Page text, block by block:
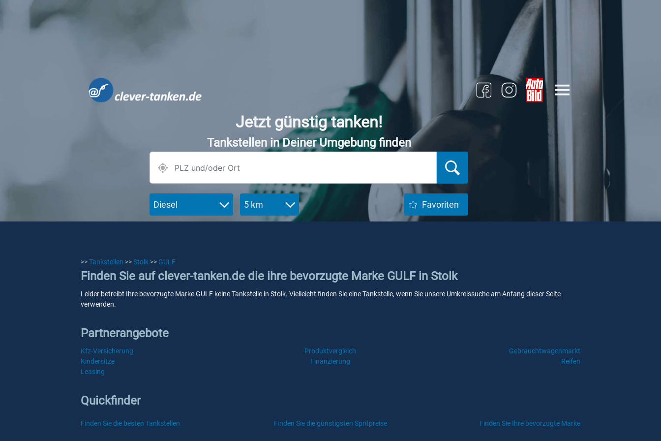
Jetzt günstig tanken!
Tankstellen in Deiner Umgebung finden
Diesel 5 km Favoriten
>>Tankstellen >>Stolk >> GULF
Finden Sie auf clever-tanken.de die ihre bevorzugte Marke GULF in Stolk
Leider betreibt Ihre bevorzugte Marke GULF keine Tankstelle in Stolk. Vielleicht finden Sie eine Tankstelle, wenn Sie unsere Umkreissuche am Anfang dieser Seite
verwenden.
Partnerangebote
Kfz-Versicherung Produktvergleich
Gebrauchtwagenmarkt
Kindersitze
Finanzierung
Reifen
Leasing
Quickfinder
Finden Sie die besten Tankstellen Finden Sie die günstigsten Spritpreise Finden Sie Ihre bevorzugte Marke